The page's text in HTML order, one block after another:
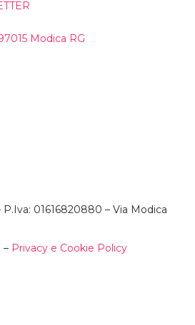
Modica RG
01616820880 – Via Modica
– Privacy e Cookie Policy